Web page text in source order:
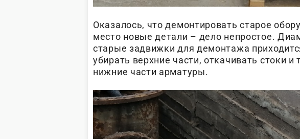
Оказалось, что демонтировать старое
место новые детали – дело непростое.
старые задвижки для демонтажа
убирать верхние части, откачивать стоки
нижние части арматуры.